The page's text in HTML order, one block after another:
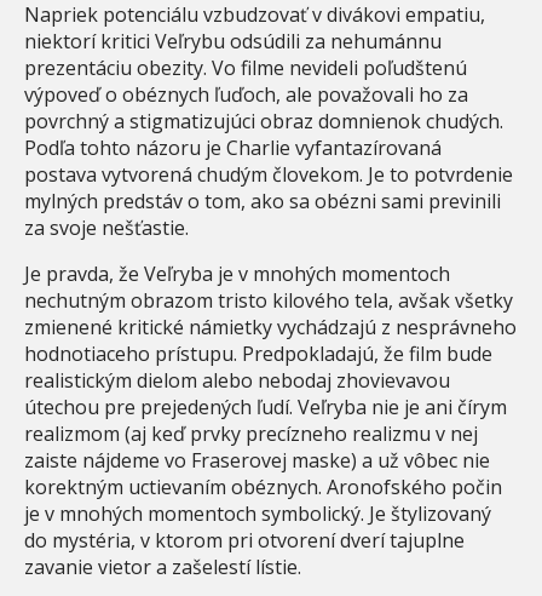
Napriek potenciálu vzbudzovať v divákovi empatiu,
niektorí kritici Veľrybu odsúdili za nehumánnu
prezentáciu obezity. Vo filme nevideli poľudštenú
výpoveď o obéznych ľuďoch, ale považovali ho za
povrchný a stigmatizujúci obraz domnienok chudých.
Podľa tohto názoru je Charlie vyfantazírovaná
postava vytvorená chudým človekom. Je to potvrdenie
mylných predstáv o tom, ako sa obézni sami previnili
za svoje nešťastie.
Je pravda, že Veľryba je v mnohých momentoch
nechutným obrazom tristo kilového tela, avšak všetky
zmienené kritické námietky vychádzajú z nesprávneho
hodnotiaceho prístupu. Predpokladajú, že film bude
realistickým dielom alebo nebodaj zhovievavou
útechou pre prejedených ľudí. Veľryba nie je ani čírym
realizmom (aj keď prvky precízneho realizmu v nej
zaiste nájdeme vo Fraserovej maske) a už vôbec nie
korektným uctievaním obéznych. Aronofského počin
je v mnohých momentoch symbolický. Je štylizovaný
do mystéria, v ktorom pri otvorení dverí tajuplne
zavanie vietor a zašelestí lístie.